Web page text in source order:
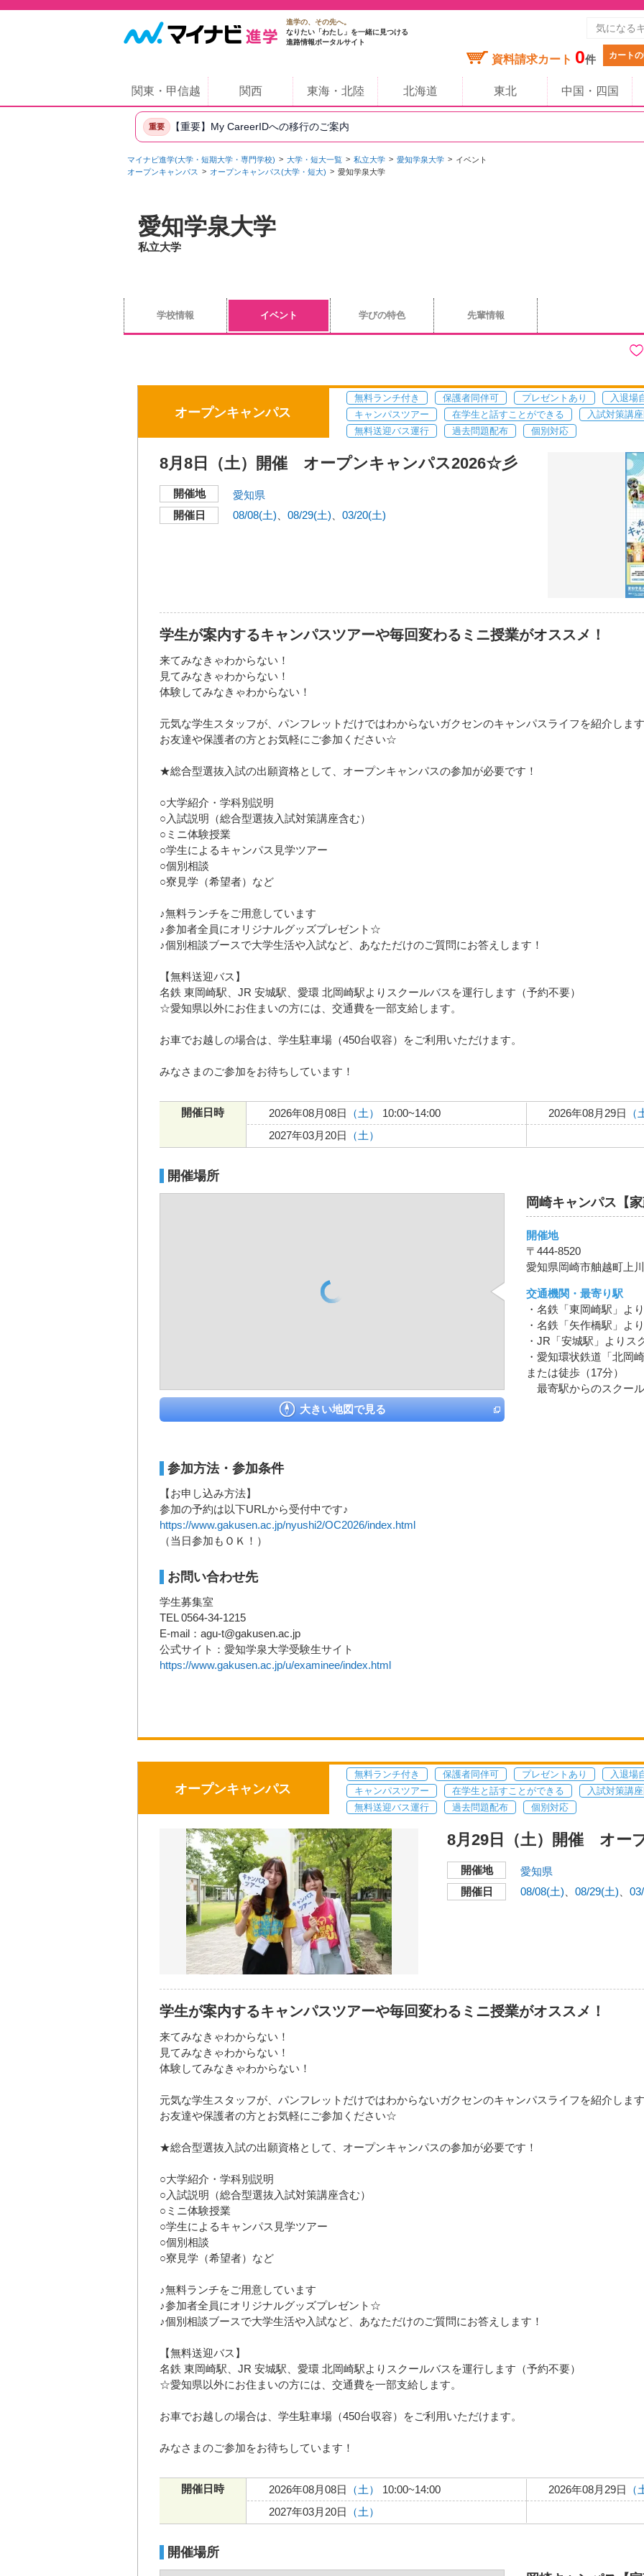
進学の、その先へ。
なりたい「わたし」を一緒に見つける
進路情報ポータルサイト
資料請求カート 0件 カート
関東・甲信越 関西 東海・北陸 北海道 東北 中国・四国
重要 【重要】My CareerIDへの移行のご案内
マイナビ進学(大学・短期大学・専門学校) 大学・短大一覧 私立大学 愛知学泉大学
イベント
オープンキャンパス
オープンキャンパス(大学・短大) 愛知学泉大学
愛知学泉大学
私立大学
学校情報 イベント 学びの特色 先輩情報
オープンキャンパス
無料ランチ付き 保護者同伴可 プレゼントあり
入退場
キャンパスツアー
在学生と話すことができる
入試対策講
無料送迎バス運行
過去問題配布 個別対応
8月8日（土）開催 オープンキャンパス2026☆彡
開催地
愛知県
開催日
08/08(土) 08/29(土) 03/20(土)
学生が案内するキャンパスツアーや毎回変わるミニ授業がオススメ！
来てみなきゃわからない！
見てみなきゃわからない！
体験してみなきゃわからない！
元気な学生スタッフが、パンフレットだけではわからないガクセンのキャンパスライフを紹介しま
お友達や保護者の方とお気軽にご参加ください☆
★総合型選抜入試の出願資格として、オープンキャンパスの参加が必要です！
○大学紹介・学科別説明
○入試説明（総合型選抜入試対策講座含む）
○ミニ体験授業
○学生によるキャンパス見学ツアー
○個別相談
○寮見学（希望者）など
♪無料ランチをご用意しています
♪参加者全員にオリジナルグッズプレゼント☆
♪個別相談ブースで大学生活や入試など、あなただけのご質問にお答えします！
【無料送迎バス】
名鉄 東岡崎駅、JR 安城駅、愛環 北岡崎駅よりスクールバスを運行します（予約不要）
☆愛知県以外にお住まいの方には、交通費を一部支給します。
お車でお越しの場合は、学生駐車場（450台収容）をご利用いただけます。
みなさまのご参加をお待ちしています！
開催日時 2026年08月08日 （土） 10:00~14:00 2026年08月29日 （
2027年03月20日
（土）
開催場所
大きい地図で見る
岡崎キャンパス【
開催地
〒444-8520
愛知県岡崎市舳越町上
交通機関・最寄り駅
・名鉄「東岡崎駅」よ
・名鉄「矢作橋駅」よ
・JR「安城駅」よりス
・愛知環状鉄道「北岡
または徒歩（17分）
最寄駅からのスクー
参加方法・参加条件
【お申し込み方法】
参加の予約は以下URLから受付中です♪
https://www.gakusen.ac.jp/nyushi2/OC2026/index.html
（当日参加もＯＫ！）
お問い合わせ先
学生募集室
TEL 0564-34-1215
E-mail：agu-t@gakusen.ac.jp
公式サイト：愛知学泉大学受験生サイト
https://www.gakusen.ac.jp/u/examinee/index.html
オープンキャンパス
無料ランチ付き 保護者同伴可 プレゼントあり
入退場
キャンパスツアー
在学生と話すことができる
入試対策講
無料送迎バス運行
過去問題配布 個別対応
8月29日（土）開催 オー
開催地
愛知県
開催日
08/08(土) 08/29(土)
学生が案内するキャンパスツアーや毎回変わるミニ授業がオススメ！
来てみなきゃわからない！
見てみなきゃわからない！
体験してみなきゃわからない！
元気な学生スタッフが、パンフレットだけではわからないガクセンのキャンパスライフを紹介しま
お友達や保護者の方とお気軽にご参加ください☆
★総合型選抜入試の出願資格として、オープンキャンパスの参加が必要です！
○大学紹介・学科別説明
○入試説明（総合型選抜入試対策講座含む）
○ミニ体験授業
○学生によるキャンパス見学ツアー
○個別相談
○寮見学（希望者）など
♪無料ランチをご用意しています
♪参加者全員にオリジナルグッズプレゼント☆
♪個別相談ブースで大学生活や入試など、あなただけのご質問にお答えします！
【無料送迎バス】
名鉄 東岡崎駅、JR 安城駅、愛環 北岡崎駅よりスクールバスを運行します（予約不要）
☆愛知県以外にお住まいの方には、交通費を一部支給します。
お車でお越しの場合は、学生駐車場（450台収容）をご利用いただけます。
みなさまのご参加をお待ちしています！
開催日時 2026年08月08日 （土） 10:00~14:00 2026年08月29日 （
2027年03月20日
（土）
開催場所